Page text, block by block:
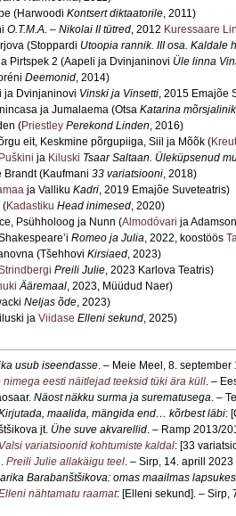
(Harwoodi Kontsert diktaatorile, 2011)
O.T.M.A. – Nikolai II tütred, 2012 Kuressaare
(Stoppardi Utoopia rannik. III osa. Kaldale
Pirtspek 2 (Aapeli ja Dvinjaninovi Üle linna
Deemonid, 2014)
ja Dvinjaninovi Vinski ja Vinsetti, 2015 Emajõe
ja Jumalaema (Otsa Katarina
(Priestley Perekond Linden, 2016)
eit, Keskmine põrgupiiga, Siil ja Mõõk (
Puškini ja Kiluski Tsaar Saltaan. Üleküpsenud
Brandt (Kaufmani 33 variatsiooni, 2018)
ja Valliku Kadri, 2019 Emajõe Suveteatris)
(Kadastiku Head inimesed, 2020)
Psühholoog ja Nunn (Almodóvari ja
Romeo ja Julia, 2022, koostöös
(Tšehhovi Kirsiaed, 2023)
Preili Julie, 2023 Karlova Teatris)
Ääremaal, 2023, Müüdud Naer)
Neljas õde, 2023)
ja Viidase Elleni sekund, 2025)
usub iseendasse. – Meie Meel, 8. september
nimega eesti näitlejad teeksid tüki ära küll. –
Näost näkku surma ja surematusega. –
maalida, mängida end… kõrbest läbi:
jt. Ühe suve akvarellid. – Ramp 2013/
Valsi variatsioonid kohtumiste kaldal: [33
Preili Julie allakäigu teel. – Sirp, 14. aprill 2023
Barabanštšikova: omas maailmas
nähtamatu raamat: [Elleni sekund]. – Sirp,